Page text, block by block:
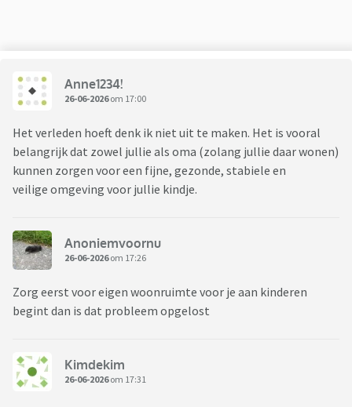
Anne1234!
26-06-2026om 17:00
Het verleden hoeft denk ik niet uit te maken. Het is vooral
belangrijk dat zowel jullie als oma (zolang jullie daar wonen)
kunnen zorgen voor een fijne, gezonde, stabiele en
veilige omgeving voor jullie kindje.
Anoniemvoornu
26-06-2026om 17:26
Zorg eerst voor eigen woonruimte voor je aan kinderen
begint dan is dat probleem opgelost
Kimdekim
26-06-2026om 17:31